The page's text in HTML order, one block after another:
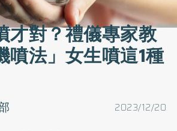
才對？禮儀專家教
噴法」女生噴這1種
2023/12/20